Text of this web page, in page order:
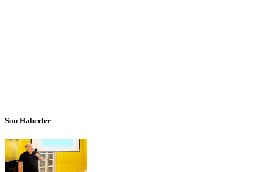
Son Haberler